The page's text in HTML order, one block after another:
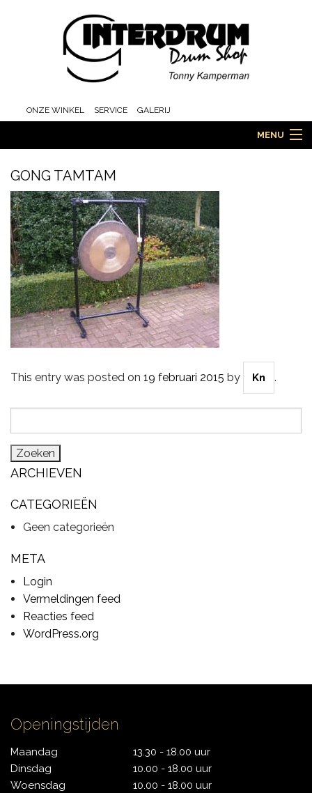
ONZE WINKEL SERVICE GALERIJ
MENU
HOME
DRUMS
ORCHESTRA EN MARCHING
ACCESSOIRES
ONLINE SALE
DRUMSCHOOL
CONTACT
GONG TAMTAM
This entry was posted on 19 februari 2015 by Kn .
ARCHIEVEN
CATEGORIEËN
Geen categorieën
META
Login
Vermeldingen feed
Reacties feed
WordPress.org
Openingstijden
Maandag
Dinsdag
Woensdag
13.30 - 18.00 uur
10.00 - 18.00 uur
10.00 - 18.00 uur